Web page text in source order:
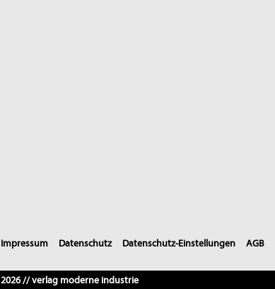
Impressum Datenschutz Datenschutz-Einstellungen AGB
2026 // verlag moderne industrie